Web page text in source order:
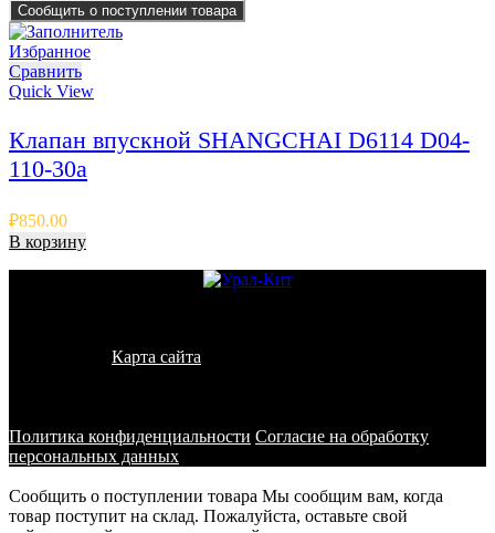
Сообщить о поступлении товара
Избранное
Сравнить
Quick View
Клапан впускной SHANGCHAI D6114 D04-
110-30a
₽850.00
В корзину
Карта сайта
Политика конфиденциальности Согласие на обработку
персональных данных
Сообщить о поступлении товара Мы сообщим вам, когда
товар поступит на склад. Пожалуйста, оставьте свой